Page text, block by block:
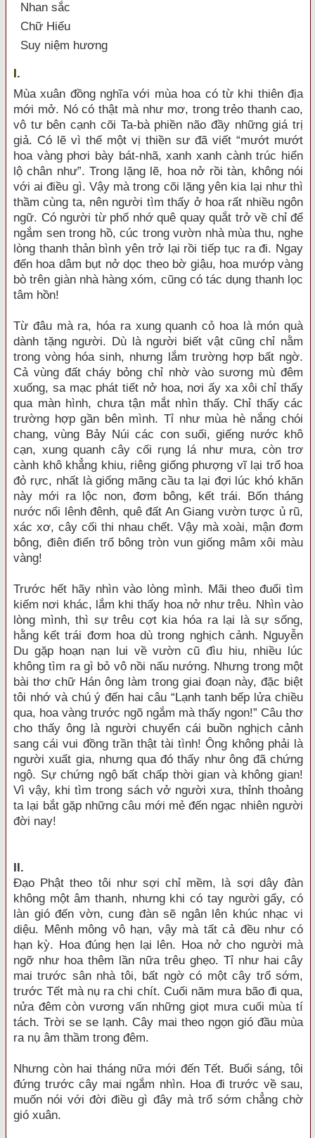
Nhan sắc
Chữ Hiếu
Suy niệm hương
I.
Mùa xuân đồng nghĩa với mùa hoa có từ khi thiên địa
mới mở. Nó có thật mà như mơ, trong trẻo thanh cao,
vô tư bên cạnh cõi Ta-bà phiền não đầy những giá trị
giả. Có lẽ vì thế một vị thiền sư đã viết “mướt mướt
hoa vàng phơi bày bát-nhã, xanh xanh cành trúc hiển
lộ chân như”. Trong lặng lẽ, hoa nở rồi tàn, không nói
với ai điều gì. Vậy mà trong cõi lặng yên kia lại như thì
thầm cùng ta, nên người tìm thấy ở hoa rất nhiều ngôn
ngữ. Có người từ phố nhớ quê quay quắt trở về chỉ để
ngắm sen trong hồ, cúc trong vườn nhà mùa thu, nghe
lòng thanh thản bình yên trở lại rồi tiếp tục ra đi. Ngay
đến hoa dâm bụt nở dọc theo bờ giậu, hoa mướp vàng
bò trên giàn nhà hàng xóm, cũng có tác dụng thanh lọc
tâm hồn!
Từ đâu mà ra, hóa ra xung quanh cỏ hoa là món quà
dành tặng người. Dù là người biết vật cũng chỉ nằm
trong vòng hóa sinh, nhưng lắm trường hợp bất ngờ.
Cả vùng đất cháy bỏng chỉ nhờ vào sương mù đêm
xuống, sa mạc phát tiết nở hoa, nơi ấy xa xôi chỉ thấy
qua màn hình, chưa tận mắt nhìn thấy. Chỉ thấy các
trường hợp gần bên mình. Tỉ như mùa hè nắng chói
chang, vùng Bảy Núi các con suối, giếng nước khô
cạn, xung quanh cây cối rụng lá như mưa, còn trơ
cành khô khẳng khiu, riêng giống phượng vĩ lại trổ hoa
đỏ rực, nhất là giống mãng cầu ta lại đợi lúc khó khăn
này mới ra lộc non, đơm bông, kết trái. Bốn tháng
nước nổi lênh đênh, quê đất An Giang vườn tược ủ rũ,
xác xơ, cây cối thi nhau chết. Vậy mà xoài, mận đơm
bông, điên điển trổ bông tròn vun giống mâm xôi màu
vàng!
Trước hết hãy nhìn vào lòng mình. Mãi theo đuổi tìm
kiếm nơi khác, lắm khi thấy hoa nở như trêu. Nhìn vào
lòng mình, thì sự trêu cợt kia hóa ra lại là sự sống,
hằng kết trái đơm hoa dù trong nghịch cảnh. Nguyễn
Du gặp hoạn nạn lui về vườn cũ đìu hiu, nhiều lúc
không tìm ra gì bỏ vô nồi nấu nướng. Nhưng trong một
bài thơ chữ Hán ông làm trong giai đoạn này, đặc biệt
tôi nhớ và chú ý đến hai câu “Lạnh tanh bếp lửa chiều
qua, hoa vàng trước ngõ ngắm mà thấy ngon!” Câu thơ
cho thấy ông là người chuyển cái buồn nghịch cảnh
sang cái vui đồng trần thật tài tình! Ông không phải là
người xuất gia, nhưng qua đó thấy như ông đã chứng
ngộ. Sự chứng ngộ bất chấp thời gian và không gian!
Vì vậy, khi tìm trong sách vở người xưa, thỉnh thoảng
ta lại bắt gặp những câu mới mẻ đến ngạc nhiên người
đời nay!
II.
Đạo Phật theo tôi như sợi chỉ mềm, là sợi dây đàn
không một âm thanh, nhưng khi có tay người gẩy, có
làn gió đến vờn, cung đàn sẽ ngân lên khúc nhạc vi
diệu. Mênh mông vô hạn, vậy mà tất cả đều như có
hạn kỳ. Hoa đúng hẹn lại lên. Hoa nở cho người mà
ngỡ như hoa thêm lần nữa trêu ghẹo. Tỉ như hai cây
mai trước sân nhà tôi, bất ngờ có một cây trổ sớm,
trước Tết mà nụ ra chi chít. Cuối năm mưa bão đi qua,
nửa đêm còn vương vấn những giọt mưa cuối mùa tí
tách. Trời se se lạnh. Cây mai theo ngọn gió đầu mùa
ra nụ âm thầm trong đêm.
Nhưng còn hai tháng nữa mới đến Tết. Buổi sáng, tôi
đứng trước cây mai ngắm nhìn. Hoa đi trước về sau,
muốn nói với đời điều gì đây mà trổ sớm chẳng chờ
gió xuân.